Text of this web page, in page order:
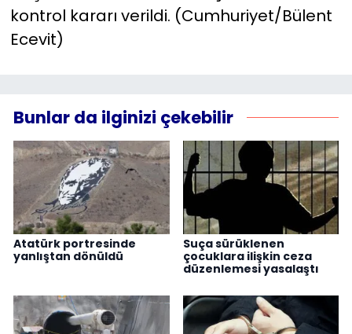
kontrol kararı verildi. (Cumhuriyet/Bülent
Ecevit)
Bunlar da ilginizi çekebilir
Atatürk portresinde
yanlıştan dönüldü
Suça sürüklenen
çocuklara ilişkin ceza
düzenlemesi yasalaştı